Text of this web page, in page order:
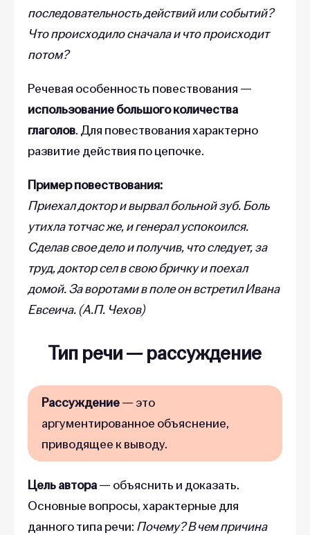
последовательность действий или событий?
Что происходило сначала и что происходит
потом?
Речевая особенность повествования —
использование большого количества
глаголов. Для повествования характерно
развитие действия по цепочке.
Пример повествования:
Приехал доктор и вырвал больной зуб. Боль
утихла тотчас же, и генерал успокоился.
Сделав свое дело и получив, что следует, за
труд, доктор сел в свою бричку и поехал
домой. За воротами в поле он встретил Ивана
Евсеича. (А.П. Чехов)
Тип речи—рассуждение
Рассуждение— это
аргументированное объяснение,
приводящее к выводу.
Цель автора— объяснить и доказать.
Основные вопросы, характерные для
данного типа речи: Почему? В чем причина